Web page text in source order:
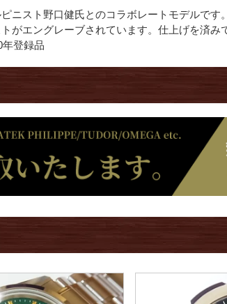
ニスト野口健氏とのコラボレートモデルです
トがエングレーブされています。仕上げを済み
年登録品